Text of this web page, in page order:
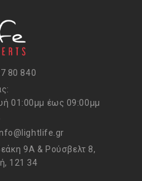
80 840
01:00μμ έως 09:00μμ
9Α & Ρούσβελτ 8,
121 34